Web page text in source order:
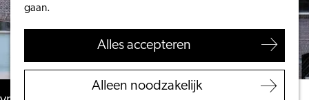
gaan.
Alles accepteren
Alleen noodzakelijk
VVV Leiden
Bereikbaarheid